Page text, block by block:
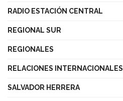
RADIO ESTACIÓN CENTRAL
REGIONAL SUR
REGIONALES
RELACIONES INTERNACIONALES
SALVADOR HERRERA